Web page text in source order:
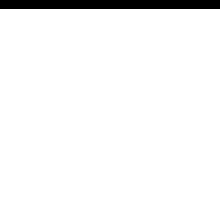
Raushan